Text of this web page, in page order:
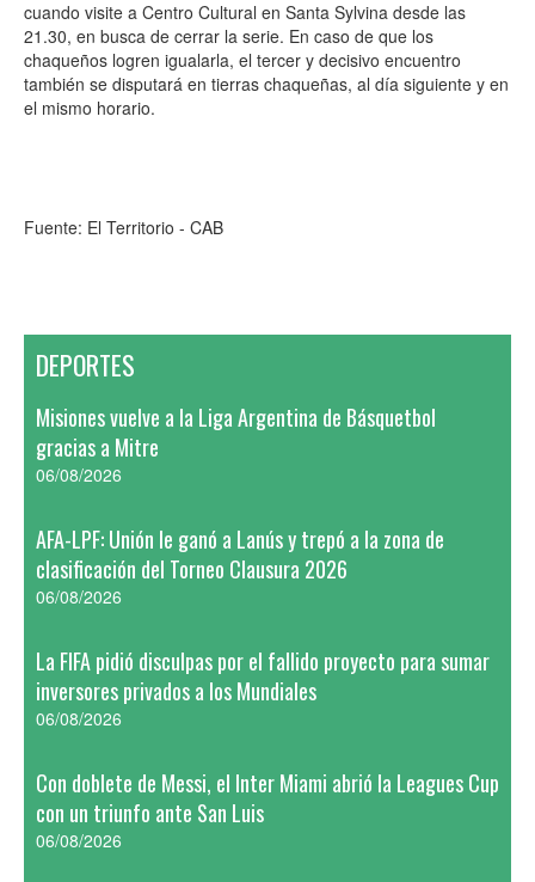
cuando visite a Centro Cultural en Santa Sylvina desde las
21.30, en busca de cerrar la serie. En caso de que los
chaqueños logren igualarla, el tercer y decisivo encuentro
también se disputará en tierras chaqueñas, al día siguiente y en
el mismo horario.
Fuente: El Territorio - CAB
DEPORTES
Misiones vuelve a la Liga Argentina de Básquetbol
gracias a Mitre
06/08/2026
AFA-LPF: Unión le ganó a Lanús y trepó a la zona de
clasificación del Torneo Clausura 2026
06/08/2026
La FIFA pidió disculpas por el fallido proyecto para sumar
inversores privados a los Mundiales
06/08/2026
Con doblete de Messi, el Inter Miami abrió la Leagues Cup
con un triunfo ante San Luis
06/08/2026